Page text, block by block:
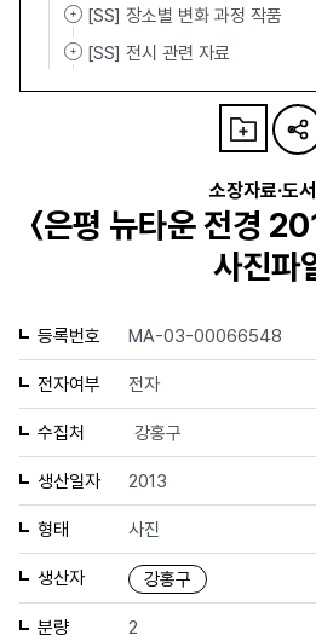
[SS] 장소별 변화 과정 작품
[SS] 전시 관련 자료
소장자료·도
〈은평 뉴타운 전경
사진파
등록번호 MA-03-00066548
전자여부 전자
수집처 강홍구
생산일자 2013
형태 사진
생산자 강홍구
분량 2